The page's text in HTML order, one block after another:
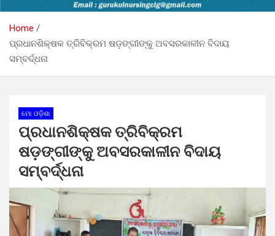
Home
ପ୍ରଧାନଶିକ୍ଷକ ତ୍ରିବିକ୍ରମ ଷଡ଼ଙ୍ଗୀଙ୍କୁ ଅବସରକାଳୀନ ବିଦାୟ
ସମ୍ବର୍ଦ୍ଧନା
ମୋ ଓଡ଼ିଶା
ପ୍ରଧାନଶିକ୍ଷକ ତ୍ରିବିକ୍ରମ
ଷଡ଼ଙ୍ଗୀଙ୍କୁ ଅବସରକାଳୀନ ବିଦାୟ
ସମ୍ବର୍ଦ୍ଧନା